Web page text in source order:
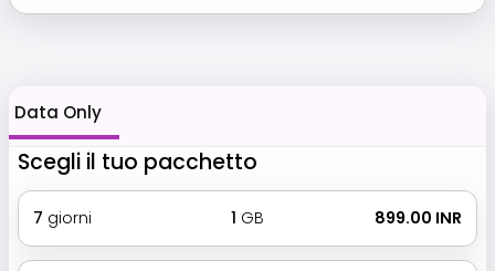
Data Only
Scegli il tuo pacchetto
7 giorni 1 GB ₹ 899.00 INR